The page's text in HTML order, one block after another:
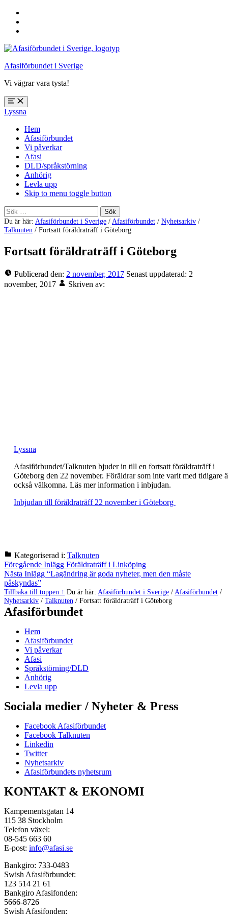
sidfoten
Afasiförbundet i Sverige
Vi vägrar vara tysta!
Öppna
meny:
%s
Lyssna
Hem
Afasiförbundet
Vi påverkar
Afasi
DLD/språkstörning
Anhörig
Levla upp
Skip to menu toggle button
Sök
efter:
Du är här: Afasiförbundet i Sverige /Afasiförbundet / Nyhetsarkiv /
Talknuten / Fortsatt föräldraträff i Göteborg
Fortsatt föräldraträff i Göteborg
Publicerad den: 2 november, 2017 Senast uppdaterad: 2
november, 2017
Skriven av:
Lyssna
Afasiförbundet/Talknuten bjuder in till en fortsatt föräldraträff i
Göteborg den 22 november. Föräldrar som inte varit med tidigare
också välkomna. Läs mer information i inbjudan.
Inbjudan till föräldraträff 22 november i Göteborg
Kategoriserad i: Talknuten
Hoppa
tillbaka
till
huvudnavigeringen
Inläggsnavigering
Föregående Inlägg Föräldraträff i Linköping
Nästa Inlägg “Lagändring är goda nyheter, men den måste
påskyndas”
Tillbaka till toppen ↑ Du är här: Afasiförbundet i Sverige /Afasiförbundet /
Nyhetsarkiv / Talknuten / Fortsatt föräldraträff i Göteborg
Afasiförbundet
Hem
Afasiförbundet
Vi påverkar
Afasi
Språkstörning/DLD
Anhörig
Levla upp
Sociala medier / Nyheter & Press
Facebook Afasiförbundet
Facebook Talknuten
Linkedin
Twitter
Nyhetsarkiv
Afasiförbundets nyhetsrum
KONTAKT & EKONOMI
Kampementsgatan 14
115 38 Stockholm
Telefon växel:
08-545 663 60
E-post: info@afasi.se
Bankgiro: 733-0483
Swish Afasiförbundet:
123 514 21 61
Bankgiro Afasifonden:
5666-8726
Swish Afasifonden: